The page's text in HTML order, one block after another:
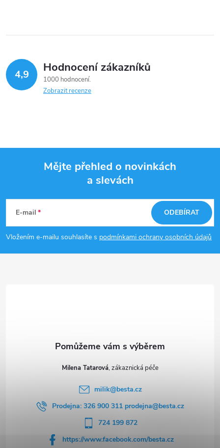
4,9 Hodnocení zákazníků
1000 hodnocení
Zobrazit recenze
p
a
Mějte přehled o novinkách
a slevách
E-mail
Vložením e-mailu souhlasíte s podmínkami ochrany osobních údajů
ODEBÍRAT
Milena Tatarová
milik@besta.cz
Prodejna: 326 900 311 prodejna@besta.cz
724 199 872
https://www.facebook.com/besta.cz